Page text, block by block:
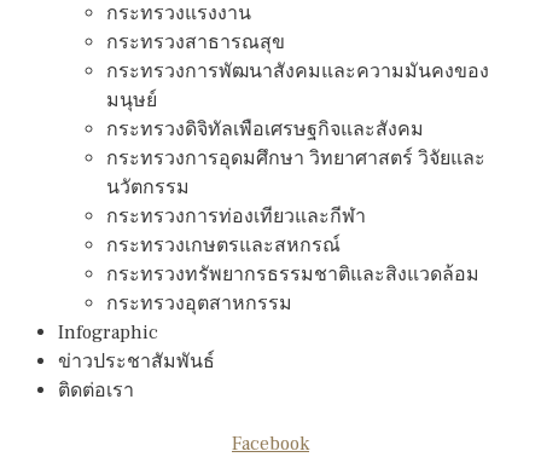
กระทรวงแรงงาน
กระทรวงสาธารณสุข
กระทรวงการพัฒนาสังคมและความมันคงของ
มนุษย์
กระทรวงดิจิทัลเพือเศรษฐกิจและสังคม
กระทรวงการอุดมศึกษา วิทยาศาสตร์ วิจัยและ
นวัตกรรม
กระทรวงการท่องเทียวและกีฬา
กระทรวงเกษตรและสหกรณ์
กระทรวงทรัพยากรธรรมชาติและสิงแวดล้อม
กระทรวงอุตสาหกรรม
Infographic
ข่าวประชาสัมพันธ์
ติดต่อเรา
Facebook